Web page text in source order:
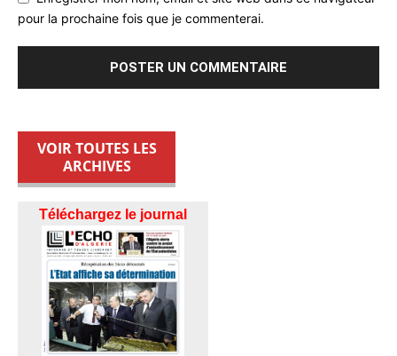
pour la prochaine fois que je commenterai.
VOIR TOUTES LES
ARCHIVES